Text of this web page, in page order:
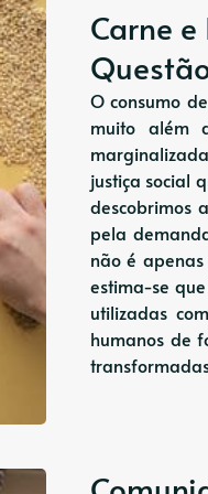
Carne
O consumo
muito além
justiça social
descobrimos
pela
não é
estima-se
utilizadas
humanos de